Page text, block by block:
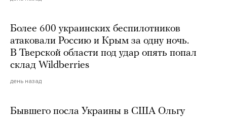
Более 600 украинских беспилотников
атаковали Россию и Крым за одну ночь.
В Тверской области под удар опять попал
склад Wildberries
день назад
Бывшего посла Украины в США Ольгу